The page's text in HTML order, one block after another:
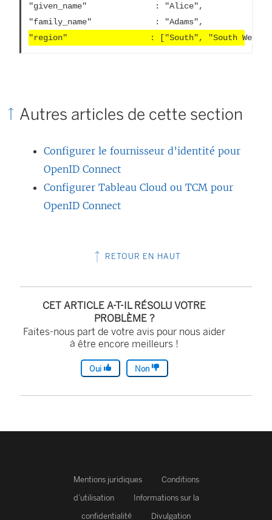
"given_name"              : "Alice",
"region"                 : ["South", "South West"]
Autres articles de cette section
Configurer le fournisseur d’identité pour
OpenID Connect
Configurer Tableau Cloud ou TCM pour
OpenID Connect
RETOUR EN HAUT
CET ARTICLE A-T-IL RÉSOLU VOTRE
PROBLÈME ?
Faites-nous part de votre avis pour nous aider
à être encore meilleurs !
Oui Non
Mentions juridiques
Conditions
d’utilisation
Informations sur la
confidentialité
Divulgation